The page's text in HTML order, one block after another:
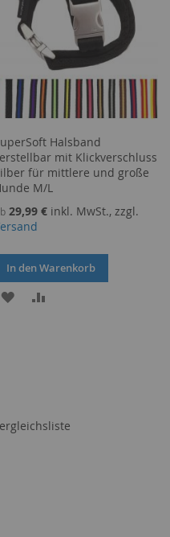
Halsband
mit Klickverschluss
für mittlere und große
M/L
29,99 € inkl. MwSt., zzgl.
In den Warenkorb
ZUR